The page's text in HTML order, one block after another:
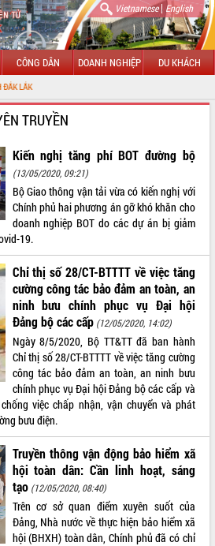
Vietnamese| English
CÔNG DÂN DOANH NGHIỆP DU KHÁCH
TRUYỀN
Kiến nghị tăng phí BOT đường bộ
(13/05/2020, 09:21)
Bộ Giao thông vận tải vừa có kiến nghị với
Chính phủ hai phương án gỡ khó khăn cho
doanh nghiệp BOT do các dự án bị giảm
19.
Chỉ thị số 28/CT-BTTTT về việc tăng
cường công tác bảo đảm an toàn, an
ninh bưu chính phục vụ Đại hội
Đảng bộ các cấp (12/05/2020, 14:02)
Ngày 8/5/2020, Bộ TT&TT đã ban hành
Chỉ thị số 28/CT-BTTTT về việc tăng cường
công tác bảo đảm an toàn, an ninh bưu
chính phục vụ Đại hội Đảng bộ các cấp và
việc chấp nhận, vận chuyển và phát
bưu điện.
Truyền thông vận động bảo hiểm xã
hội toàn dân: Cần linh hoạt, sáng
tạo (12/05/2020, 08:40)
Trên cơ sở quan điểm xuyên suốt của
Đảng, Nhà nước về thực hiện bảo hiểm xã
hội (BHXH) toàn dân, Chính phủ đã có chỉ